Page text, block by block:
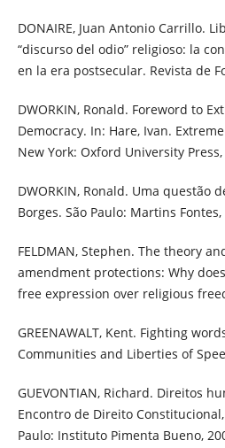
DONAIRE, Juan Antonio Carrillo.
“discurso del odio” religioso: la
en la era postsecular. Revista de
DWORKIN, Ronald. Foreword to
Democracy. In: Hare, Ivan.
New York: Oxford University Press,
DWORKIN, Ronald. Uma questão
Borges. São Paulo: Martins Fontes,
FELDMAN, Stephen. The theory
amendment protections: Why
free expression over religious
GREENAWALT, Kent. Fighting
Communities and Liberties of
GUEVONTIAN, Richard. Direitos
Encontro de Direito Constitucional,
Paulo: Instituto Pimenta Bueno,